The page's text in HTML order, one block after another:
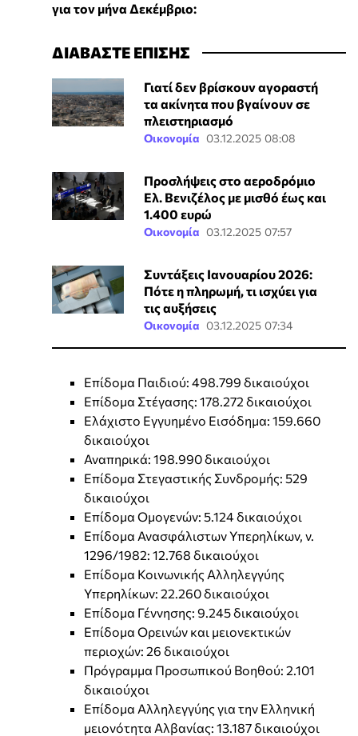
για τον μήνα Δεκέμβριο:
ΔΙΑΒΑΣΤΕ ΕΠΙΣΗΣ
Γιατί δεν βρίσκουν αγοραστή
τα ακίνητα που βγαίνουν σε
πλειστηριασμό
Οικονομία 03.12.2025 08:08
Προσλήψεις στο αεροδρόμιο
Ελ. Βενιζέλος με μισθό έως και
1.400 ευρώ
Οικονομία 03.12.2025 07:57
Συντάξεις Ιανουαρίου 2026:
Πότε η πληρωμή, τι ισχύει για
τις αυξήσεις
Οικονομία 03.12.2025 07:34
Επίδομα Παιδιού: 498.799 δικαιούχοι
Επίδομα Στέγασης: 178.272 δικαιούχοι
Ελάχιστο Εγγυημένο Εισόδημα: 159.660
δικαιούχοι
Αναπηρικά: 198.990 δικαιούχοι
Επίδομα Στεγαστικής Συνδρομής: 529
δικαιούχοι
Επίδομα Ομογενών: 5.124 δικαιούχοι
Επίδομα Ανασφάλιστων Υπερηλίκων, ν.
1296/1982: 12.768 δικαιούχοι
Επίδομα Κοινωνικής Αλληλεγγύης
Υπερηλίκων: 22.260 δικαιούχοι
Επίδομα Γέννησης: 9.245 δικαιούχοι
Επίδομα Ορεινών και μειονεκτικών
περιοχών: 26 δικαιούχοι
Πρόγραμμα Προσωπικού Βοηθού: 2.101
δικαιούχοι
Επίδομα Αλληλεγγύης για την Ελληνική
μειονότητα Αλβανίας: 13.187 δικαιούχοι